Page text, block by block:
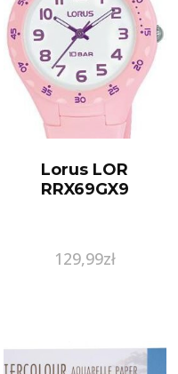
Lorus LOR
RRX69GX9
129,99zł